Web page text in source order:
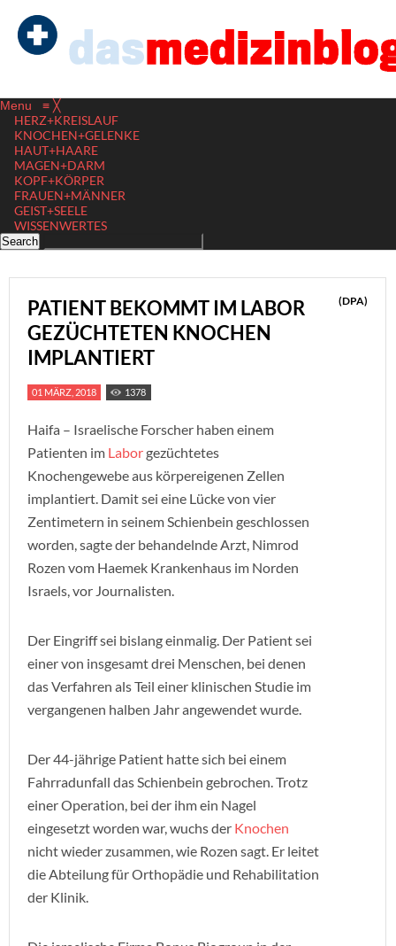
Menu ≡ ╳
HERZ+KREISLAUF
KNOCHEN+GELENKE
HAUT+HAARE
MAGEN+DARM
KOPF+KÖRPER
FRAUEN+MÄNNER
GEIST+SEELE
WISSENWERTES
PATIENT BEKOMMT IM LABOR
GEZÜCHTETEN KNOCHEN
IMPLANTIERT
(DPA)
01 MÄRZ, 2018 1378
Haifa – Israelische Forscher haben einem
Patienten im Laborgezüchtetes
Knochengewebe aus körpereigenen Zellen
implantiert. Damit sei eine Lücke von vier
Zentimetern in seinem Schienbein geschlossen
worden, sagte der behandelnde Arzt, Nimrod
Rozen vom Haemek Krankenhaus im Norden
Israels, vor Journalisten.
Der Eingriff sei bislang einmalig. Der Patient sei
einer von insgesamt drei Menschen, bei denen
das Verfahren als Teil einer klinischen Studie im
vergangenen halben Jahr angewendet wurde.
Der 44-jährige Patient hatte sich bei einem
Fahrradunfall das Schienbein gebrochen. Trotz
einer Operation, bei der ihm ein Nagel
eingesetzt worden war, wuchs der Knochen
nicht wieder zusammen, wie Rozen sagt. Er leitet
die Abteilung für Orthopädie und Rehabilitation
der Klinik.